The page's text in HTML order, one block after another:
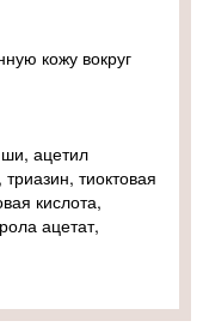
кожу вокруг
ацетил
тиоктовая
кислота,
ацетат,